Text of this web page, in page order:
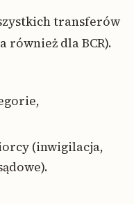
transferów
również dla BCR).
(inwigilacja,